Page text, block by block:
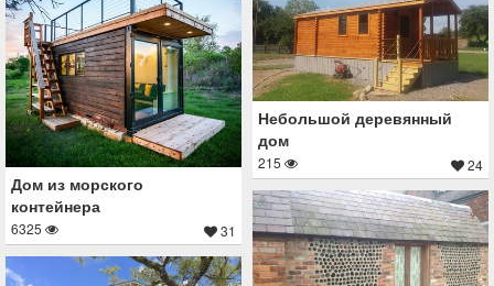
Небольшой деревянный
дом
215 24
Дом из морского
контейнера
6325 31